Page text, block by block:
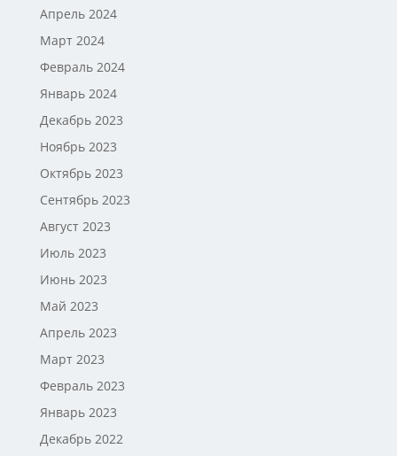
Апрель 2024
Март 2024
Февраль 2024
Январь 2024
Декабрь 2023
Ноябрь 2023
Октябрь 2023
Сентябрь 2023
Август 2023
Июль 2023
Июнь 2023
Май 2023
Апрель 2023
Март 2023
Февраль 2023
Январь 2023
Декабрь 2022